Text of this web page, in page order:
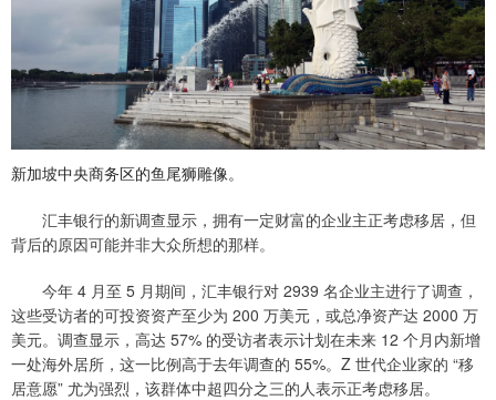
新加坡中央商务区的鱼尾狮雕像。
汇丰银行的新调查显示，拥有一定财富的企业主正考虑移居，但
背后的原因可能并非大众所想的那样。
今年 4 月至 5 月期间，汇丰银行对 2939 名企业主进行了调查，
这些受访者的可投资资产至少为 200 万美元，或总净资产达 2000 万
美元。调查显示，高达 57% 的受访者表示计划在未来 12 个月内新增
一处海外居所，这一比例高于去年调查的 55%。Z 世代企业家的 “移
居意愿” 尤为强烈，该群体中超四分之三的人表示正考虑移居。